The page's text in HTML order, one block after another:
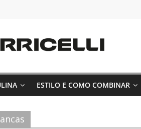
ESTILO E COMO COMBINAR